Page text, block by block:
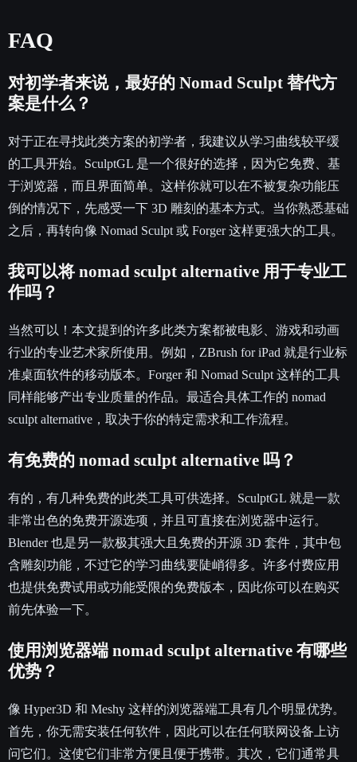
FAQ
对初学者来说，最好的 Nomad Sculpt 替代方
案是什么？
对于正在寻找此类方案的初学者，我建议从学习曲线较平缓
的工具开始。SculptGL 是一个很好的选择，因为它免费、基
于浏览器，而且界面简单。这样你就可以在不被复杂功能压
倒的情况下，先感受一下 3D 雕刻的基本方式。当你熟悉基础
之后，再转向像 Nomad Sculpt 或 Forger 这样更强大的工具。
我可以将 nomad sculpt alternative 用于专业工
作吗？
当然可以！本文提到的许多此类方案都被电影、游戏和动画
行业的专业艺术家所使用。例如，ZBrush for iPad 就是行业标
准桌面软件的移动版本。Forger 和 Nomad Sculpt 这样的工具
同样能够产出专业质量的作品。最适合具体工作的 nomad
sculpt alternative，取决于你的特定需求和工作流程。
有免费的 nomad sculpt alternative 吗？
有的，有几种免费的此类工具可供选择。SculptGL 就是一款
非常出色的免费开源选项，并且可直接在浏览器中运行。
Blender 也是另一款极其强大且免费的开源 3D 套件，其中包
含雕刻功能，不过它的学习曲线要陡峭得多。许多付费应用
也提供免费试用或功能受限的免费版本，因此你可以在购买
前先体验一下。
使用浏览器端 nomad sculpt alternative 有哪些
优势？
像 Hyper3D 和 Meshy 这样的浏览器端工具有几个明显优势。
首先，你无需安装任何软件，因此可以在任何联网设备上访
问它们。这使它们非常方便且便于携带。其次，它们通常具